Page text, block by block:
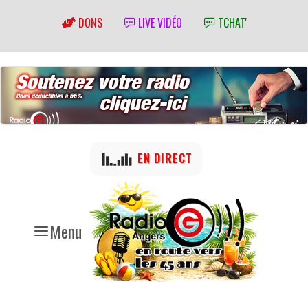
DONS LIVE VIDÉO TCHAT'
Menu
EN DIRECT